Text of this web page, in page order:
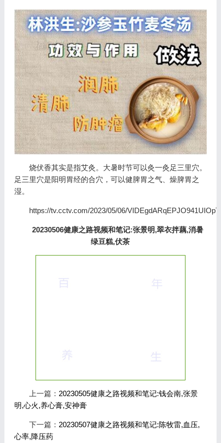
烧伏香其实是指艾灸。大暑时节可以灸一灸足三里穴。
足三里穴是阳明胃经的合穴，可以健脾胃之气、燥脾胃之
湿。
https://tv.cctv.com/2023/05/06/
20230506健康之路视频和笔记:张景明,翠衣拌藕,消暑
绿豆糕,伏茶
上一篇： 20230505健康之路视频和笔记:钱会南,张景
明,心火,养心膏,安神膏
下一篇： 20230507健康之路视频和笔记:陈牧雷,血压,
心率,降压药